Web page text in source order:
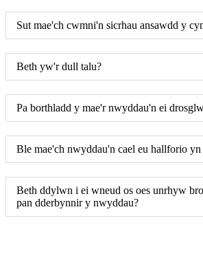
Sut mae'ch cwmni'n sicrhau ansawdd y
Beth yw'r dull talu?
Pa borthladd y mae'r nwyddau'n ei
Ble mae'ch nwyddau'n cael eu hallforio yn
Beth ddylwn i ei wneud os oes unrhyw
pan dderbynnir y nwyddau?